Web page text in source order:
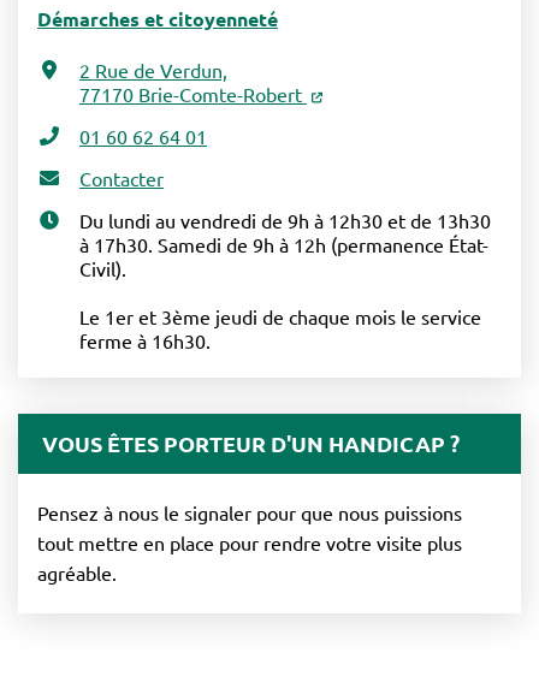
Démarches et citoyenneté
2 Rue de Verdun,
77170 Brie-Comte-Robert
01 60 62 64 01
Contacter
Du lundi au vendredi de 9h à 12h30 et de 13h30
à 17h30. Samedi de 9h à 12h (permanence État-
Civil).
Le 1er et 3ème jeudi de chaque mois le service
ferme à 16h30.
VOUS ÊTES PORTEUR D'UN HANDICAP ?
Pensez à nous le signaler pour que nous puissions
tout mettre en place pour rendre votre visite plus
agréable.